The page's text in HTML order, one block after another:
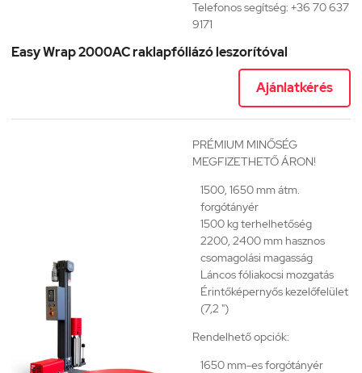
Telefonos segítség: +36 70 637
9171
Easy Wrap 2000AC raklapfóliázó leszorítóval
Ajánlatkérés
PRÉMIUM MINŐSÉG
MEGFIZETHETŐ ÁRON!
1500, 1650 mm átm.
forgótányér
1500 kg terhelhetőség
2200, 2400 mm hasznos
csomagolási magasság
Láncos fóliakocsi mozgatás
Érintőképernyős kezelőfelület
(7,2 ")
Rendelhető opciók:
1650 mm-es forgótányér